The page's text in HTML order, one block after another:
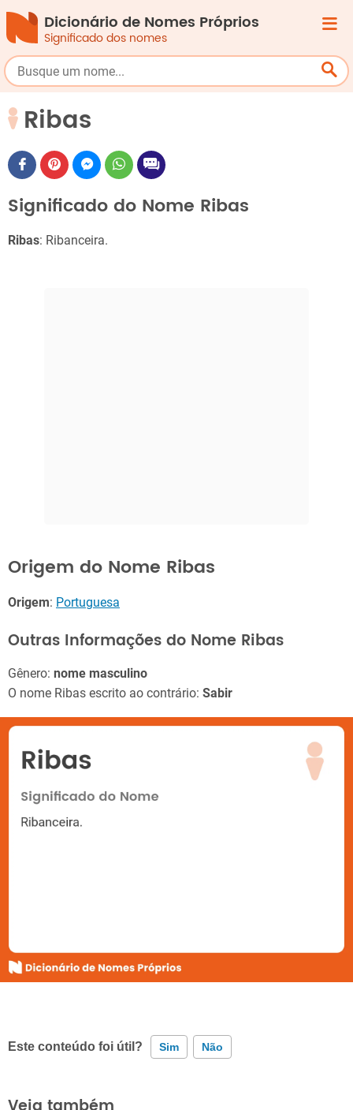
Dicionário de Nomes Próprios
Significado dos nomes
Ribas
Significado do Nome Ribas
Ribas: Ribanceira.
Origem do Nome Ribas
Origem: Portuguesa
Outras Informações do Nome Ribas
Gênero: nome masculino
O nome Ribas escrito ao contrário: Sabir
Este conteúdo foi útil? Sim Não
Este conteúdo contém informação incorreta